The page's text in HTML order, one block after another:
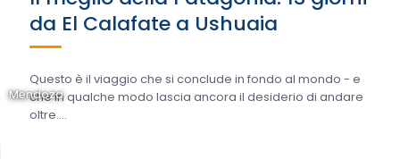
da El Calafate a Ushuaia
Questo è il viaggio che si conclude in fondo al mondo - e
che in qualche modo lascia ancora il desiderio di andare
oltre....
Mendoza